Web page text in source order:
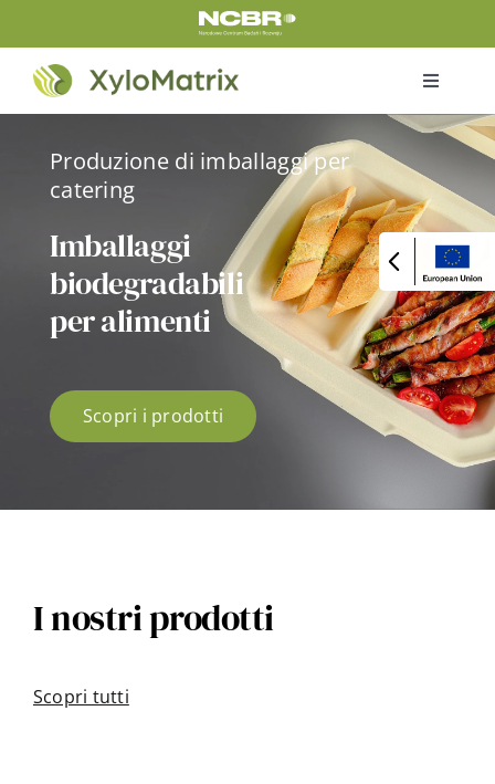
to
content
Toggle
Chi siamo
Contatti
Produzione di imballaggi per
catering
Imballaggi
biodegradabili
per alimenti
Scopri i prodotti
I nostri prodotti
Scopri tutti